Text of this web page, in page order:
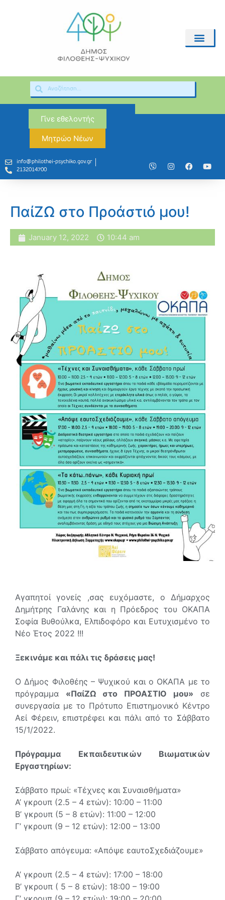
Γίνε εθελοντής
Μητρώο Νέων
info@philothei-psychiko.gov.gr
2132014700
ΠαίΖΩ στο Προάστιό μου!
January 12, 2022 10:44 am
Αγαπητοί γονείς ,σας ευχόμαστε, ο Δήμαρχος
Δημήτρης Γαλάνης και η Πρόεδρος του ΟΚΑΠΑ
Σοφία Βυθούλκα, Ελπιδοφόρο και Ευτυχισμένο το
Νέο Έτος 2022 !!!
Ξεκινάμε και πάλι τις δράσεις μας!
Ο Δήμος Φιλοθέης – Ψυχικού και ο ΟΚΑΠΑ με το
πρόγραμμα «ΠαίΖΩ στο ΠΡΟΑΣΤΙΟ μου» σε
συνεργασία με το Πρότυπο Επιστημονικό Κέντρο
Αεί Φέρειν, επιστρέφει και πάλι από το Σάββατο
15/1/2022.
Πρόγραμμα Εκπαιδευτικών Βιωματικών
Εργαστηρίων:
Σάββατο πρωί: «Τέχνες και Συναισθήματα»
Α’ γκρουπ (2.5 – 4 ετών): 10:00 – 11:00
Β’ γκρουπ (5 – 8 ετών): 11:00 – 12:00
Γ’ γκρουπ (9 – 12 ετών): 12:00 – 13:00
Σάββατο απόγευμα: «Απόψε εαυτοΣχεδιάζουμε»
Α’ γκρουπ (2.5 – 4 ετών): 17:00 – 18:00
Β’ γκρουπ ( 5 – 8 ετών): 18:00 – 19:00